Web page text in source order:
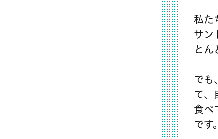
私た
サン
とん
でも
て、
食べ
です。